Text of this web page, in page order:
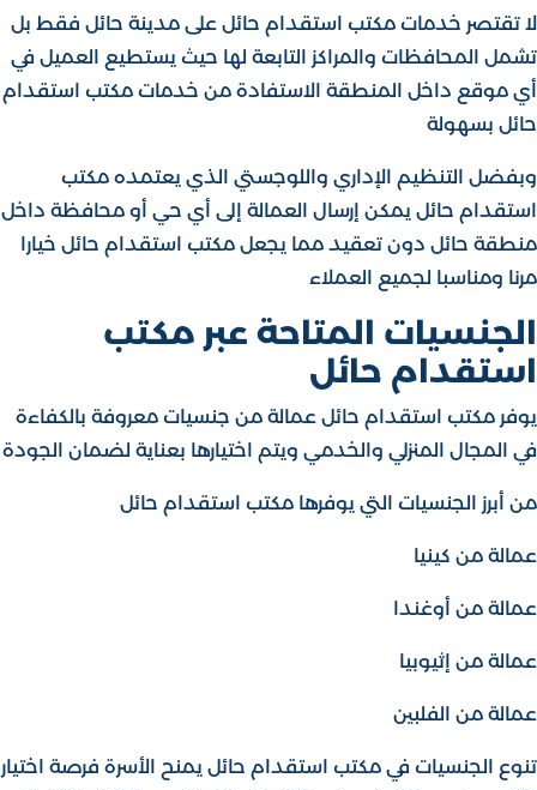
لا تقتصر خدمات مكتب استقدام حائل على مدينة حائل فقط بل
تشمل المحافظات والمراكز التابعة لها حيث يستطيع العميل في
أي موقع داخل المنطقة الاستفادة من خدمات مكتب استقدام
حائل بسهولة
وبفضل التنظيم الإداري واللوجستي الذي يعتمده مكتب
استقدام حائل يمكن إرسال العمالة إلى أي حي أو محافظة داخل
منطقة حائل دون تعقيد مما يجعل مكتب استقدام حائل خيارا
مرنا ومناسبا لجميع العملاء
الجنسيات المتاحة عبر مكتب
استقدام حائل
يوفر مكتب استقدام حائل عمالة من جنسيات معروفة بالكفاءة
في المجال المنزلي والخدمي ويتم اختيارها بعناية لضمان الجودة
من أبرز الجنسيات التي يوفرها مكتب استقدام حائل
عمالة من كينيا
عمالة من أوغندا
عمالة من إثيوبيا
عمالة من الفلبين
تنوع الجنسيات في مكتب استقدام حائل يمنح الأسرة فرصة اختيار